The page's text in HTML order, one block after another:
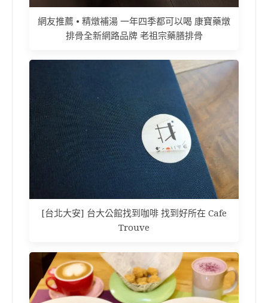
網友推薦 • 精燉補湯 一年四季都可以喝 康寶藥燉
排骨全新網路品牌 老祖宗藥膳排骨
[台北大安] 台大公館找到咖啡 找到好所在 Cafe
Trouve